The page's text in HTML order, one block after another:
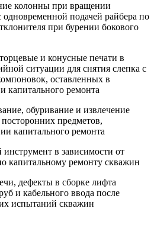
колонны при вращении
одновременной подачей райбера по
при бурении бокового
и конусные печати в
ситуации для снятия слепка с
оставленных в
капитального ремонта
обуривание и извлечение
предметов,
капитального ремонта
в зависимости от
капитальному ремонту скважин
дефекты в сборке лифта
и кабельного ввода после
испытаний скважин